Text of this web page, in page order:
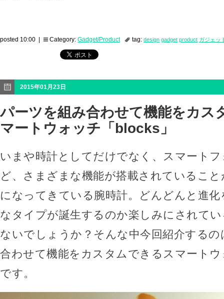
posted 10:00 | Category: Gadget/Product tag: design gadget product ガジェッ
2015年01月23日
パーツを組み合わせて機能をカス
マートウォッチ「blocks」
いまや時計としてだけでなく、スマート
ど、さまざまな機能が搭載されているこ
になってきている腕時計。どんどんと進
なタイプが誕生するのか楽しみにされて
ないでしょうか？そんな中今回紹介する
合わせて機能をカスタムできるスマート
です。